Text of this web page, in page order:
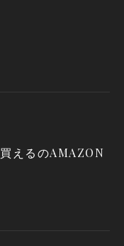
えるのAMAZON